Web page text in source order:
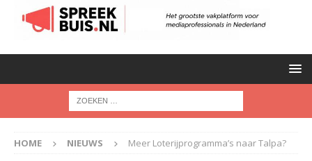
HOME NIEUWS Meer Loterijprogramma’s naar Talpa?